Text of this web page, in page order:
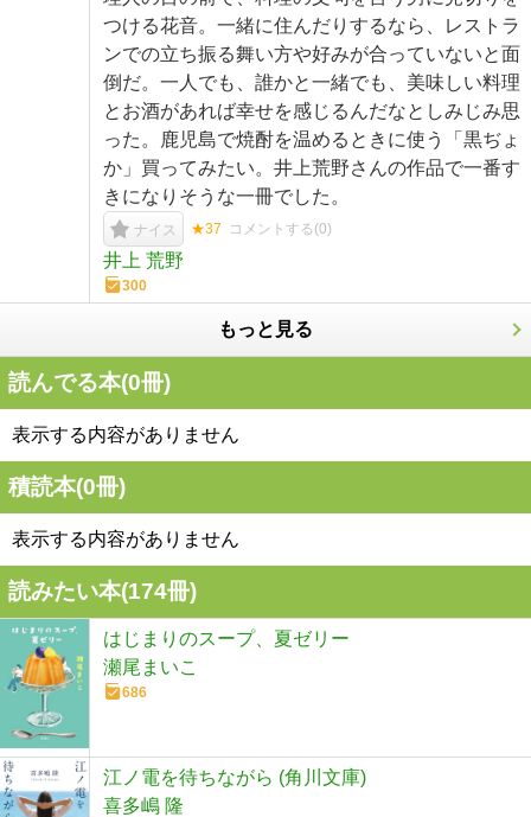
つける花音。一緒に住んだりするなら、レストラ
ンでの立ち振る舞い方や好みが合っていないと面
倒だ。一人でも、誰かと一緒でも、美味しい料理
とお酒があれば幸せを感じるんだなとしみじみ思
った。鹿児島で焼酎を温めるときに使う「黒ぢょ
か」買ってみたい。井上荒野さんの作品で一番す
きになりそうな一冊でした。
ナイス ★37 コメントする(0)
井上 荒野
300
もっと見る
読んでる本(0冊)
表示する内容がありません
積読本(0冊)
表示する内容がありません
読みたい本(174冊)
はじまりのスープ、夏ゼリー
瀬尾まいこ
686
江ノ電を待ちながら (角川文庫)
喜多嶋 隆